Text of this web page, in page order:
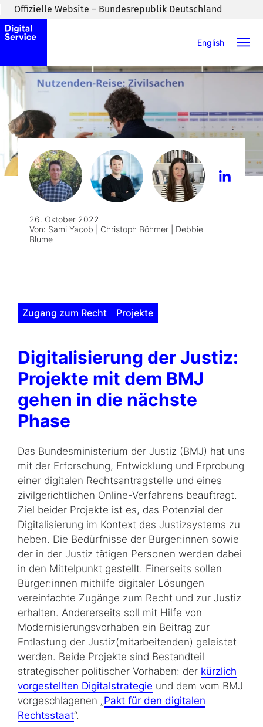
Zum Inhaltsbereich wechseln
Offizielle Website – Bundesrepublik Deutschland
English
26. Oktober 2022
Von: Sami Yacob | Christoph Böhmer | Debbie
Blume
Zugang zum Recht Projekte
Digitalisierung der Justiz:
Projekte mit dem BMJ
gehen in die nächste
Phase
Das Bundesministerium der Justiz (BMJ) hat uns
mit der Erforschung, Entwicklung und Erprobung
einer digitalen Rechtsantragstelle und eines
zivilgerichtlichen Online-Verfahrens beauftragt.
Ziel beider Projekte ist es, das Potenzial der
Digitalisierung im Kontext des Justizsystems zu
heben. Die Bedürfnisse der Bürger:innen sowie
der in der Justiz tätigen Personen werden dabei
in den Mittelpunkt gestellt. Einerseits sollen
Bürger:innen mithilfe digitaler Lösungen
vereinfachte Zugänge zum Recht und zur Justiz
erhalten. Andererseits soll mit Hilfe von
Modernisierungsvorhaben ein Beitrag zur
Entlastung der Justiz(mitarbeitenden) geleistet
werden. Beide Projekte sind Bestandteil
strategischer politischer Vorhaben: der kürzlich
vorgestellten Digitalstrategie und dem vom BMJ
vorgeschlagenen „Pakt für den digitalen
Rechtsstaat“.